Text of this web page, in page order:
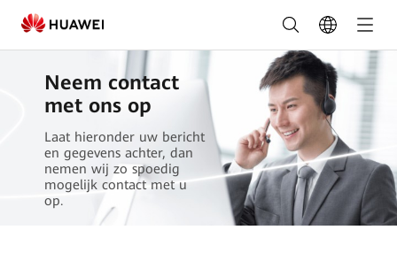
Bestel
nu
FusionSolar
Nederland
Neem contact
met ons op
Laat hieronder uw bericht
en gegevens achter, dan
nemen wij zo spoedig
mogelijk contact met u
op.